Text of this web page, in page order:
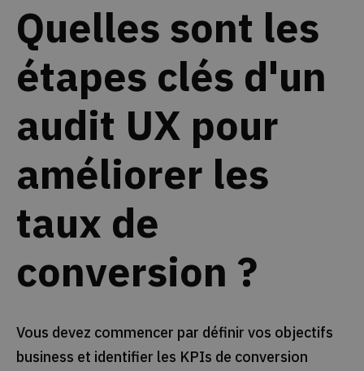
Quelles sont les
étapes clés d'un
audit UX pour
améliorer les
taux de
conversion ?
Vous devez commencer par définir vos objectifs
business et identifier les KPIs de conversion